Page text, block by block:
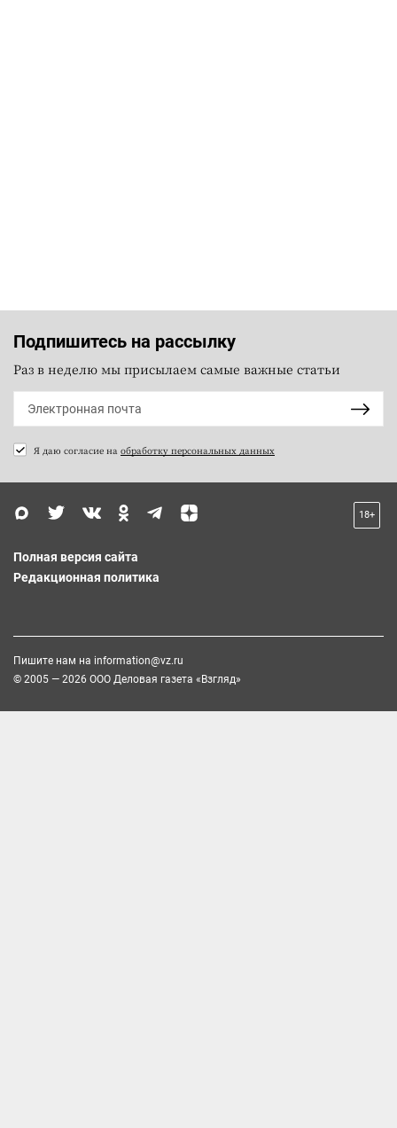
Подпишитесь на рассылку
Раз в неделю мы присылаем самые важные статьи
Я даю согласие на обработку персональных данных
18+
Полная версия сайта
Редакционная политика
Пишите нам на information@vz.ru
© 2005 — 2026 ООО Деловая газета «Взгляд»